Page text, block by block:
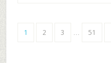
1 2 3 51